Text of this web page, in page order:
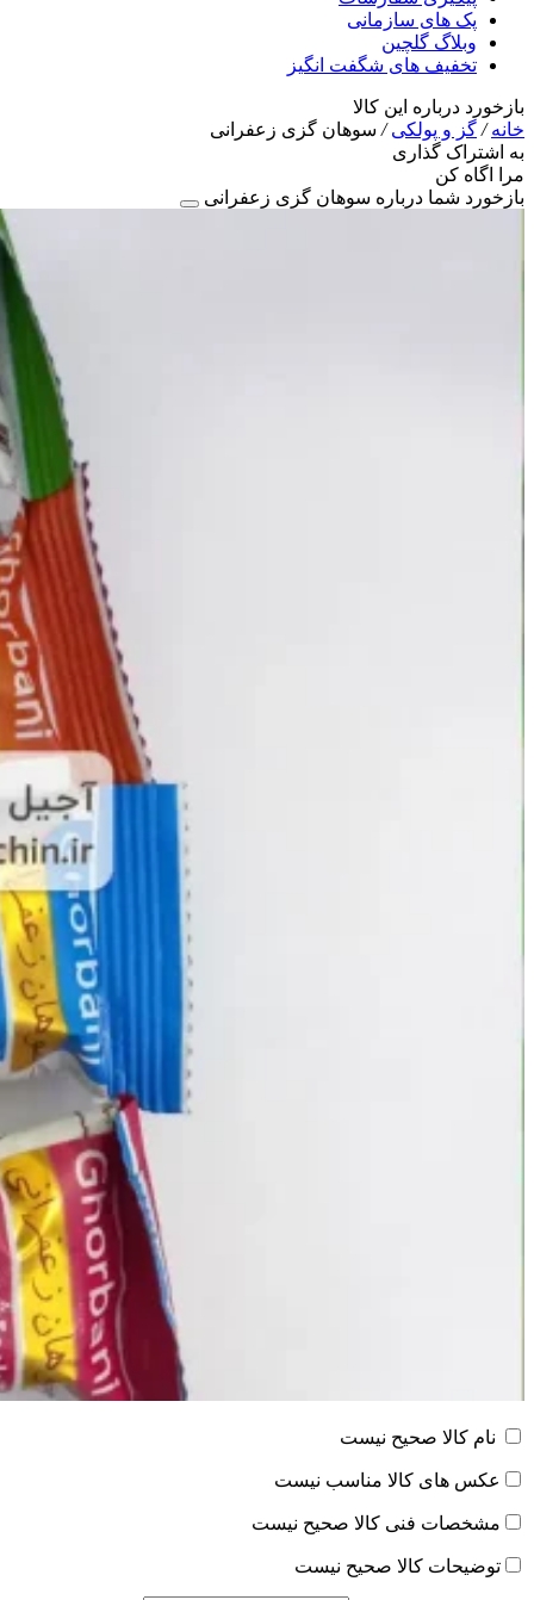
پک های سازمانی
وبلاگ گلچین
تخفیف های شگفت انگیز
بازخورد درباره این کالا
خانه/ گز و پولکی/ سوهان گزی زعفرانی
به اشتراک گذاری
مرا اگاه کن
بازخورد شما درباره سوهان گزی زعفرانی
نام کالا صحیح نیست
عکس های کالا مناسب نیست
مشخصات فنی کالا صحیح نیست
توضیحات کالا صحیح نیست